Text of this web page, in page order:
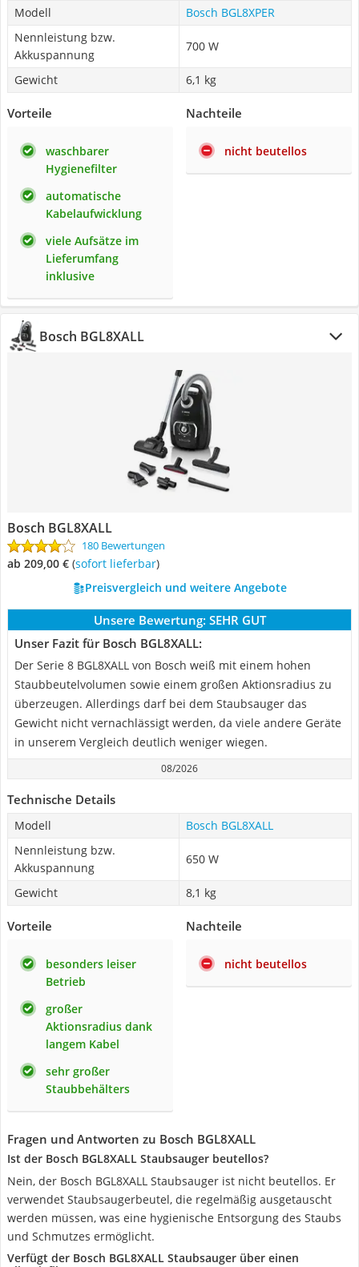
Modell
Bosch BGL8XPER
Nennleistung bzw.
Akkuspannung
700 W
Gewicht 6,1 kg
Vorteile
waschbarer
Hygienefilter
automatische
Kabelaufwicklung
viele Aufsätze im
Lieferumfang
inklusive
Nachteile
nicht beutellos
Bosch BGL8XALL
Bosch BGL8XALL
180 Bewertungen
ab 209,00 € ( Sofort lieferbar)
Preisvergleich und weitere Angebote
Unsere Bewertung: SEHR GUT
Unser Fazit für Bosch BGL8XALL:
Der Serie 8 BGL8XALL von Bosch weiß mit einem hohen
Staubbeutelvolumen sowie einem großen Aktionsradius zu
überzeugen. Allerdings darf bei dem Staubsauger das
Gewicht nicht vernachlässigt werden, da viele andere Geräte
in unserem Vergleich deutlich weniger wiegen.
08/2026
Technische Details
Modell
Bosch BGL8XALL
Nennleistung bzw.
Akkuspannung
650 W
Gewicht 8,1 kg
Vorteile
besonders leiser
Betrieb
großer
Aktionsradius dank
langem Kabel
sehr großer
Staubbehälters
Nachteile
nicht beutellos
Fragen und Antworten zu Bosch BGL8XALL
Ist der Bosch BGL8XALL Staubsauger beutellos?
Nein, der Bosch BGL8XALL Staubsauger ist nicht beutellos. Er
verwendet Staubsaugerbeutel, die regelmäßig ausgetauscht
werden müssen, was eine hygienische Entsorgung des Staubs
und Schmutzes ermöglicht.
Verfügt der Bosch BGL8XALL Staubsauger über einen